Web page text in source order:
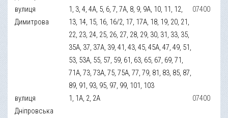
вулиця
Димитрова
1, 3, 4, 4А, 5, 6, 7, 7А, 8, 9, 9А, 10, 11, 12,
13, 14, 15, 16, 16/2, 17, 17А, 18, 19, 20, 21,
22, 23, 24, 25, 26, 27, 28, 29, 30, 31, 33, 35,
35А, 37, 37А, 39, 41, 43, 45, 45А, 47, 49, 51,
53, 53А, 55, 57, 59, 61, 63, 65, 67, 69, 71,
71А, 73, 73А, 75, 75А, 77, 79, 81, 83, 85, 87,
89, 91, 93, 95, 97, 99, 101, 103
07400
вулиця
Дніпровська
1, 1А, 2, 2А 07400